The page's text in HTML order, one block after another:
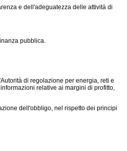
e dell'adeguatezza delle attività di
pubblica.
di regolazione per energia, reti e
relative ai margini di profitto,
dell'obbligo, nel rispetto dei principi